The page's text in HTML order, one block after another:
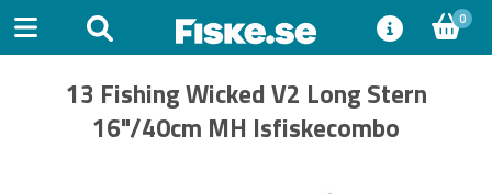
0
13 Fishing Wicked V2 Long Stern
16"/40cm MH Isfiskecombo